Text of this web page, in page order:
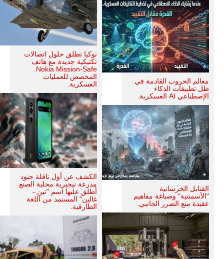
معالم الحروب القادمة في
ظل تطبيقات الذكاء
الإصطناعي AI العسكرية.
القنابل الخرسانية
"الأسمنتية" وصياغة مفاهيم
عقيدة منع الضرر الجانبي.
نوكيا تطلق حلول اتصالات
تكتيكية جديدة مع هاتف
Nokia Mission-Safe
المخصص للعمليات
العسكرية.
الكشف عن أول ناقلة جنود
مدرعة نيجيرية محلية الصنع
أطلق عليها اسم "تين -
غالين" المستمد من اللغة
الطارقية.